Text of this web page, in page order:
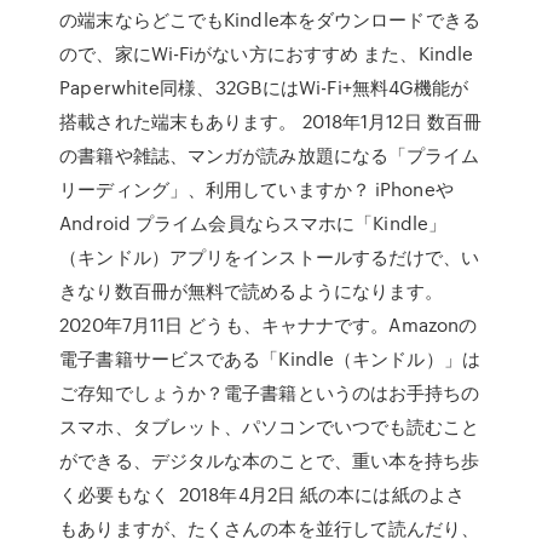
の端末ならどこでもKindle本をダウンロードできる
ので、家にWi-Fiがない方におすすめ また、Kindle
Paperwhite同様、32GBにはWi-Fi+無料4G機能が
搭載された端末もあります。 2018年1月12日 数百冊
の書籍や雑誌、マンガが読み放題になる「プライム
リーディング」、利用していますか？ iPhoneや
Android プライム会員ならスマホに「Kindle」
（キンドル）アプリをインストールするだけで、い
きなり数百冊が無料で読めるようになります。
2020年7月11日 どうも、キャナナです。Amazonの
電子書籍サービスである「Kindle（キンドル）」は
ご存知でしょうか？電子書籍というのはお手持ちの
スマホ、タブレット、パソコンでいつでも読むこと
ができる、デジタルな本のことで、重い本を持ち歩
く必要もなく 2018年4月2日 紙の本には紙のよさ
もありますが、たくさんの本を並行して読んだり、